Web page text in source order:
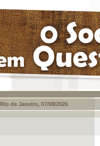
Rio de Janeiro, 07/08/2026